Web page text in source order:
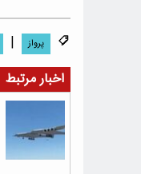
پرواز |
اخبار مرتبط